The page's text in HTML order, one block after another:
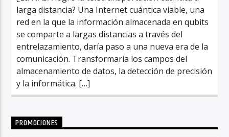
larga distancia? Una Internet cuántica viable, una
red en la que la información almacenada en qubits
se comparte a largas distancias a través del
entrelazamiento, daría paso a una nueva era de la
comunicación. Transformaría los campos del
almacenamiento de datos, la detección de precisión
y la informática. […]
PROMOCIONES